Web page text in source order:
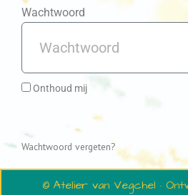
Wachtwoord
Onthoud mij
Wachtwoord vergeten?
© Atelier van Vegchel ·